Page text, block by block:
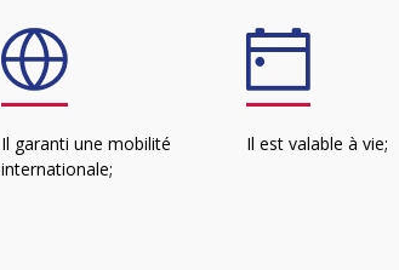
Il garanti une mobilité
internationale;
Il est valable à vie;